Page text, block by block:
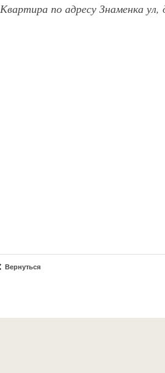
Квартира по адресу Знаменка
Вернуться